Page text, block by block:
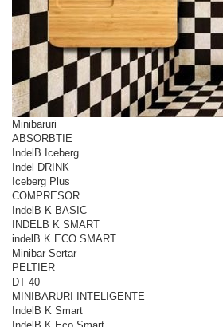
Minibaruri
ABSORBTIE
IndelB Iceberg
Indel DRINK
Iceberg Plus
COMPRESOR
IndelB K BASIC
INDELB K SMART
indelB K ECO SMART
Minibar Sertar
PELTIER
DT 40
MINIBARURI INTELIGENTE
IndelB K Smart